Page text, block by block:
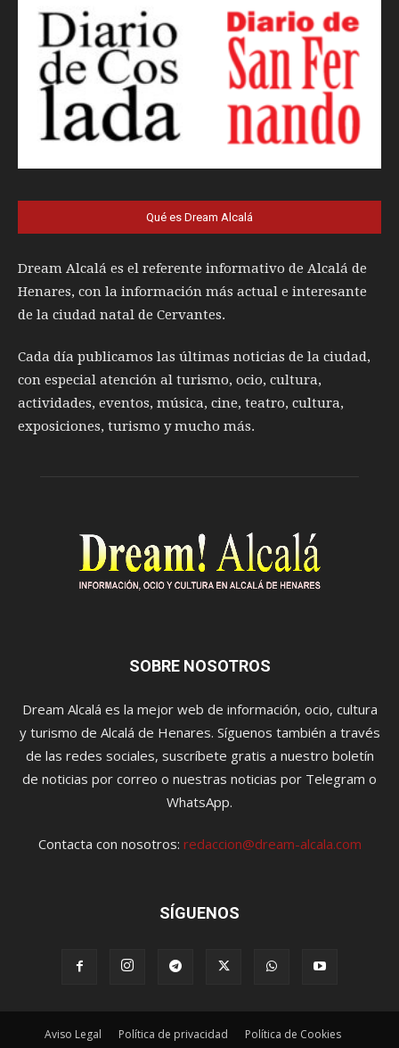
Qué es Dream Alcalá
Dream Alcalá es el referente informativo de Alcalá de
Henares, con la información más actual e interesante
de la ciudad natal de Cervantes.
Cada día publicamos las últimas noticias de la ciudad,
con especial atención al turismo, ocio, cultura,
actividades, eventos, música, cine, teatro, cultura,
exposiciones, turismo y mucho más.
SOBRE NOSOTROS
Dream Alcalá es la mejor web de información, ocio, cultura
y turismo de Alcalá de Henares. Síguenos también a través
de las redes sociales, suscríbete gratis a nuestro boletín
de noticias por correo o nuestras noticias por Telegram o
WhatsApp.
Contacta con nosotros: redaccion@dream-alcala.com
SÍGUENOS
Aviso Legal Política de privacidad Política de Cookies